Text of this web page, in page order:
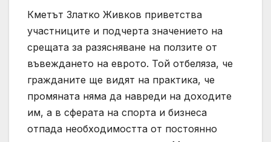
Кметът Златко Живков приветства
участниците и подчерта значението на
срещата за разясняване на ползите от
въвеждането на еврото. Той отбеляза, че
гражданите ще видят на практика, че
промяната няма да навреди на доходите
им, а в сферата на спорта и бизнеса
отпада необходимостта от постоянно